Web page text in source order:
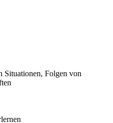
Situationen, Folgen von